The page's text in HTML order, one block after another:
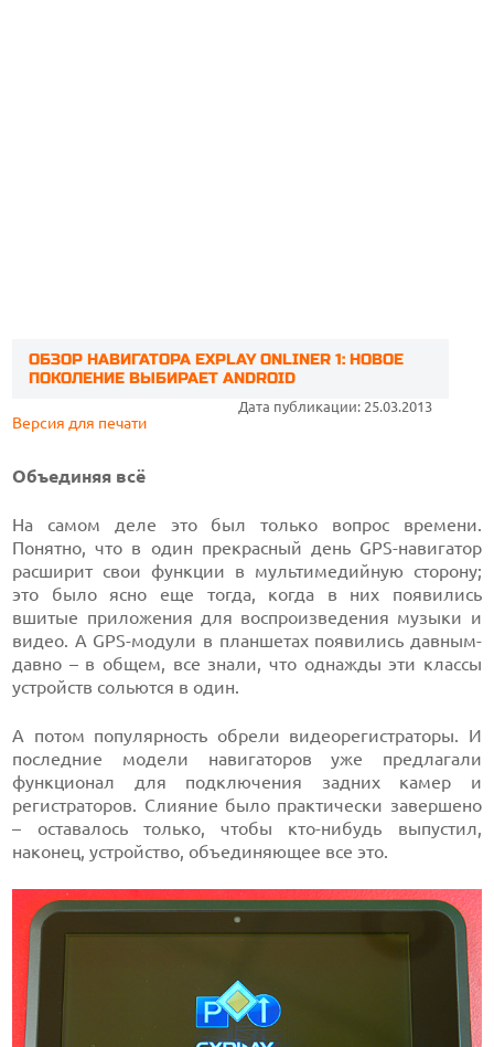
ОБЗОР НАВИГАТОРА EXPLAY ONLINER 1: НОВОЕ
ПОКОЛЕНИЕ ВЫБИРАЕТ ANDROID
Дата публикации: 25.03.2013
Версия для печати
Объединяя всё
На самом деле это был только вопрос времени.
Понятно, что в один прекрасный день GPS-навигатор
расширит свои функции в мультимедийную сторону;
это было ясно еще тогда, когда в них появились
вшитые приложения для воспроизведения музыки и
видео. А GPS-модули в планшетах появились давным-
давно – в общем, все знали, что однажды эти классы
устройств сольются в один.
А потом популярность обрели видеорегистраторы. И
последние модели навигаторов уже предлагали
функционал для подключения задних камер и
регистраторов. Слияние было практически завершено
– оставалось только, чтобы кто-нибудь выпустил,
наконец, устройство, объединяющее все это.